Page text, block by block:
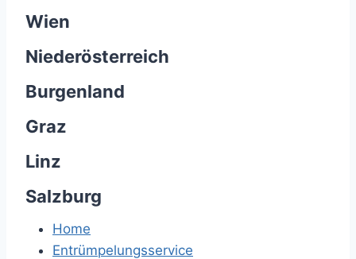
Wien
Niederösterreich
Burgenland
Graz
Linz
Salzburg
Home
Entrümpelungsservice